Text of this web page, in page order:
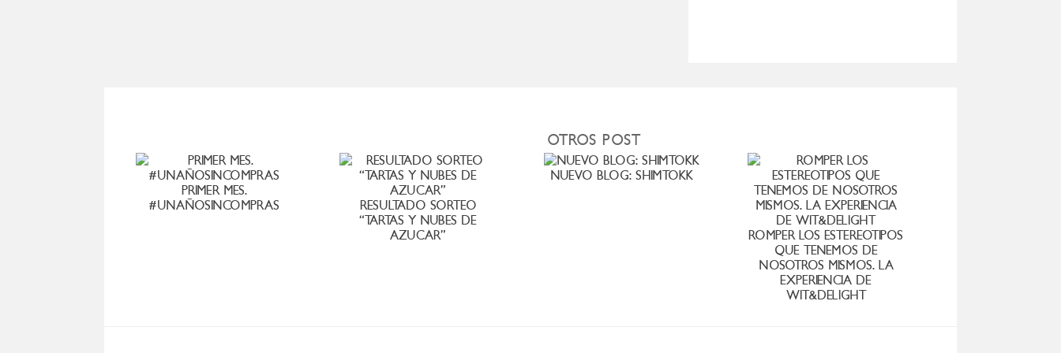
OTROS POST
PRIMER MES.
#UNAÑOSINCOMPRAS
RESULTADO SORTEO
“TARTAS Y NUBES DE
AZUCAR”
NUEVO BLOG: SHIMTOKK
ROMPER LOS ESTEREOTIPOS
QUE TENEMOS DE
NOSOTROS MISMOS. LA
EXPERIENCIA DE
WIT&DELIGHT